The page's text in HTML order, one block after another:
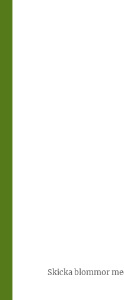
Skicka blommor